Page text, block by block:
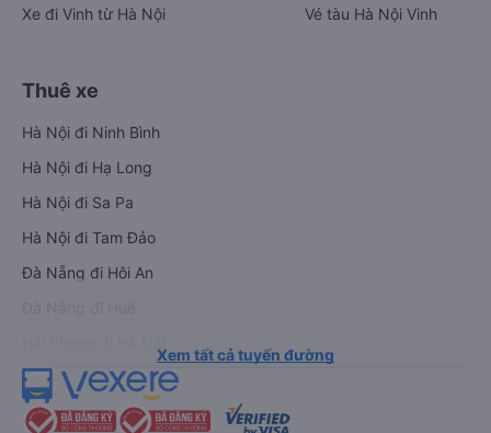
Xe đi Vinh từ Hà Nội
Vé tàu Hà Nội Vinh
Thuê xe
Hà Nội đi Ninh Bình
Hà Nội đi Hạ Long
Hà Nội đi Sa Pa
Hà Nội đi Tam Đảo
Đà Nẵng đi Hội An
Xem tất cả tuyến đường